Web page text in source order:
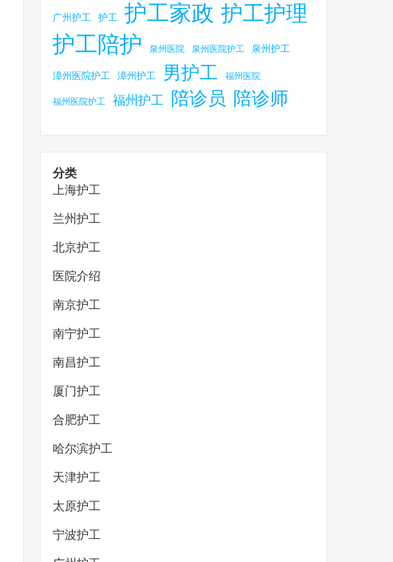
广州护工 护工 护工家政 护工护理
护工陪护
泉州医院 泉州医院护工 泉州护工
漳州医院护工 漳州护工 男护工 福州医院
福州医院护工 福州护工 陪诊员 陪诊师
分类
上海护工
兰州护工
北京护工
医院介绍
南京护工
南宁护工
南昌护工
厦门护工
合肥护工
哈尔滨护工
天津护工
太原护工
宁波护工